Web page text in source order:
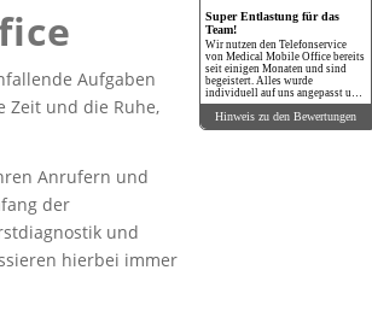
Super Entlastung für das
Team!
Wir nutzen den Telefonservice
von Medical Mobile Office bereits
seit einigen Monaten und sind
begeistert. Alles wurde
individuell auf uns angepasst und
Patienten sowie Mitarbeiter sind
wirklich sehr zufrieden. Nie
wieder ohne!
Hinweis zu den Bewertungen
Aufgaben
Zeit und die Ruhe,
Anrufern und
der
und
hierbei immer